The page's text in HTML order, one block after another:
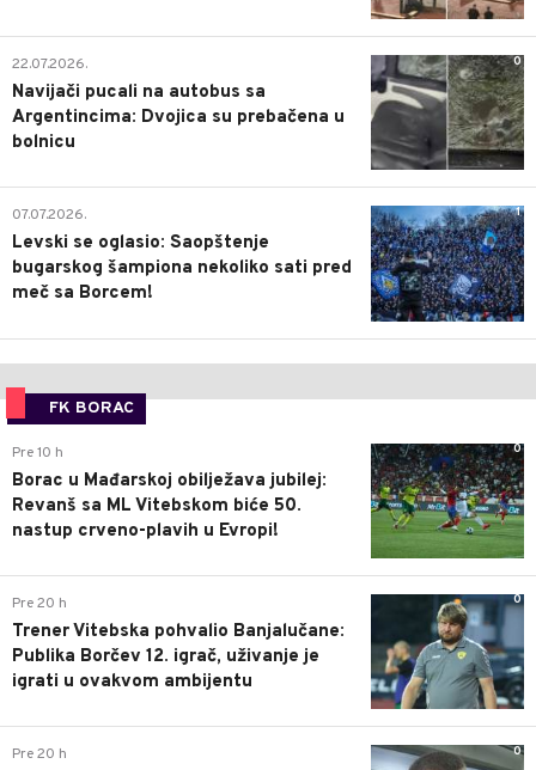
0
22.07.2026.
Navijači pucali na autobus sa
Argentincima: Dvojica su prebačena u
bolnicu
1
07.07.2026.
Levski se oglasio: Saopštenje
bugarskog šampiona nekoliko sati pred
meč sa Borcem!
FK BORAC
0
Pre 10 h
Borac u Mađarskoj obilježava jubilej:
Revanš sa ML Vitebskom biće 50.
nastup crveno-plavih u Evropi!
0
Pre 20 h
Trener Vitebska pohvalio Banjalučane:
Publika Borčev 12. igrač, uživanje je
igrati u ovakvom ambijentu
0
Pre 20 h